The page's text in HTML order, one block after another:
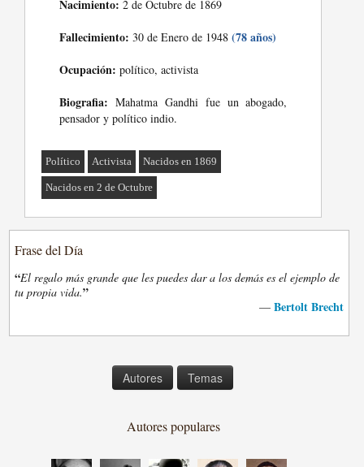
Nacimiento: 2 de Octubre de 1869
Fallecimiento: 30 de Enero de 1948(78 años)
Ocupación: político, activista
Biografia: Mahatma Gandhi fue un abogado,
pensador y político indio.
Político Activista Nacidos en 1869
Nacidos en 2 de Octubre
Frase del Día
“El regalo más grande que les puedes dar a los demás es el ejemplo de
tu propia vida.”
— Bertolt Brecht
Autores Temas
Autores populares